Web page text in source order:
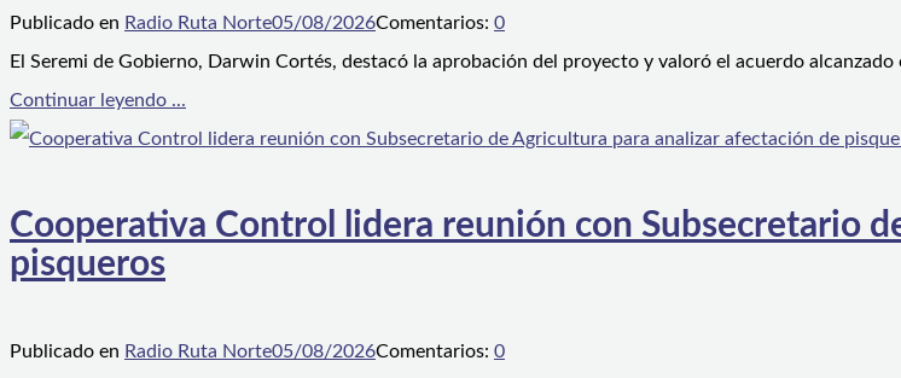
Publicado en Radio Ruta Norte05/08/2026Comentarios: 0
El Seremi de Gobierno, Darwin Cortés, destacó la aprobación del proyecto y valoró el acuerdo alcanzado
Continuar leyendo ...
Cooperativa Control lidera reunión con Subsecretario
pisqueros
Publicado en Radio Ruta Norte05/08/2026Comentarios: 0